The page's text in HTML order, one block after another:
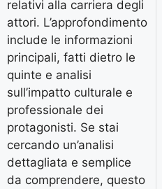
relativi alla carriera degli
attori. L’approfondimento
include le informazioni
principali, fatti dietro le
quinte e analisi
sull’impatto culturale e
professionale dei
protagonisti. Se stai
cercando un’analisi
dettagliata e semplice
da comprendere, questo